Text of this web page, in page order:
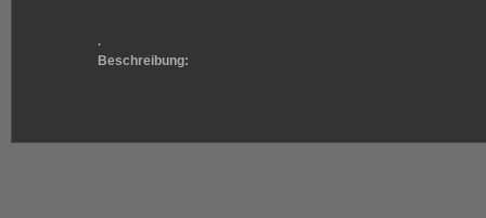
.
Beschreibung: